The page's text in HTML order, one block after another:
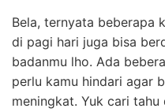
Bela, ternyata beberapa
di pagi hari juga bisa
badanmu lho. Ada
perlu kamu hindari agar
meningkat. Yuk cari